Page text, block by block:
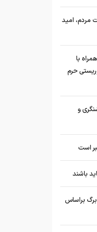
مردم، امید
با
حرم
و
است
باشند
براساس